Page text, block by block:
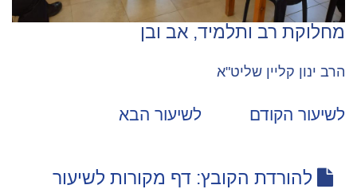
מחלוקת רב ותלמיד, אב ובן
הרב ינון קליין שליט"א
לשיעור הקודם לשיעור הבא
להורדת הקובץ: דף מקורות לשיעור